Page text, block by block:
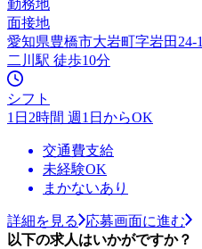
勤務地
面接地
愛知県豊橋市大岩町字岩田24-1
二川駅 徒歩10分
シフト
1日2時間 週1日からOK
交通費支給
未経験OK
まかないあり
詳細を見る
応募画面に進む
以下の求人はいかがですか？